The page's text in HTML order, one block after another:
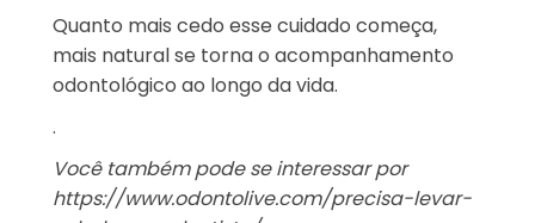
Quanto mais cedo esse cuidado começa,
mais natural se torna o acompanhamento
odontológico ao longo da vida.
.
Você também pode se interessar por
https://www.odontolive.com/precisa-levar-